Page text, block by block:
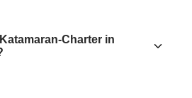
Charter in